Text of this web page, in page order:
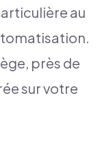
au
près de
sur votre